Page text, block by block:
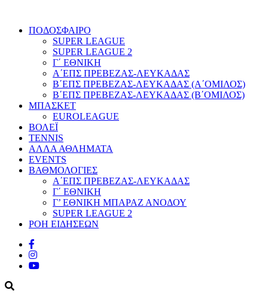
ΠΟΔΟΣΦΑΙΡΟ
SUPER LEAGUE
SUPER LEAGUE 2
Γ΄ ΕΘΝΙΚΗ
Α΄ΕΠΣ ΠΡΕΒΕΖΑΣ-ΛΕΥΚΑΔΑΣ
Β΄ΕΠΣ ΠΡΕΒΕΖΑΣ-ΛΕΥΚΑΔΑΣ (Α΄ΟΜΙΛΟΣ)
Β΄ΕΠΣ ΠΡΕΒΕΖΑΣ-ΛΕΥΚΑΔΑΣ (Β΄ΟΜΙΛΟΣ)
ΜΠΑΣΚΕΤ
EUROLEAGUE
ΒΟΛΕΪ
TENNIS
ΑΛΛΑ ΑΘΛΗΜΑΤΑ
EVENTS
ΒΑΘΜΟΛΟΓΙΕΣ
Α΄ΕΠΣ ΠΡΕΒΕΖΑΣ-ΛΕΥΚΑΔΑΣ
Γ΄ ΕΘΝΙΚΗ
Γ’ ΕΘΝΙΚΗ ΜΠΑΡΑΖ ΑΝΟΔΟΥ
SUPER LEAGUE 2
ΡΟΗ ΕΙΔΗΣΕΩΝ